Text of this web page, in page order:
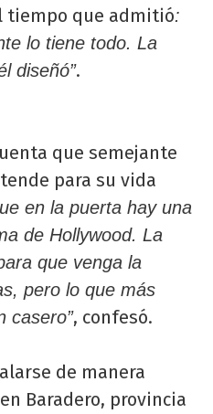
tiempo que admitió:
lo tiene todo. La
diseñó”.
que semejante
para su vida
en la puerta hay una
de Hollywood. La
que venga la
pero lo que más
casero”, confesó.
de manera
Baradero, provincia